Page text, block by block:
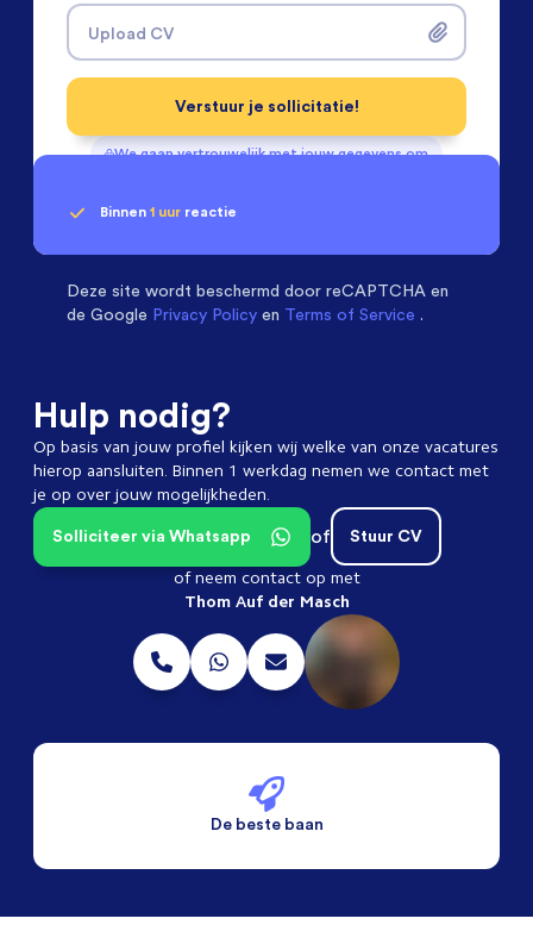
Upload CV
We gaan vertrouwelijk met jouw gegevens om
Verstuur je sollicitatie!
Binnen 1 uur reactie
Deze site wordt beschermd door reCAPTCHA en
de Google Privacy Policy en Terms of Service .
Hulp nodig?
Op basis van jouw profiel kijken wij welke van onze vacatures
hierop aansluiten. Binnen 1 werkdag nemen we contact met
je op over jouw mogelijkheden.
Stuur CV
of
Solliciteer via Whatsapp
of neem contact op met
Thom Auf der Masch
De beste baan